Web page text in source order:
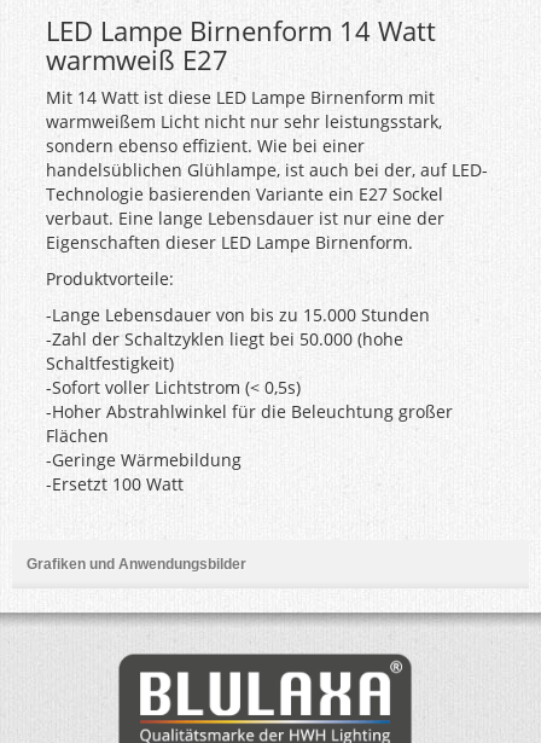
LED Lampe Birnenform 14 Watt
warmweiß E27
Mit 14 Watt ist diese LED Lampe Birnenform mit
warmweißem Licht nicht nur sehr leistungsstark,
sondern ebenso effizient. Wie bei einer
handelsüblichen Glühlampe, ist auch bei der, auf LED-
Technologie basierenden Variante ein E27 Sockel
verbaut. Eine lange Lebensdauer ist nur eine der
Eigenschaften dieser LED Lampe Birnenform.
Produktvorteile:
-Lange Lebensdauer von bis zu 15.000 Stunden
-Zahl der Schaltzyklen liegt bei 50.000 (hohe
Schaltfestigkeit)
-Sofort voller Lichtstrom (< 0,5s)
-Hoher Abstrahlwinkel für die Beleuchtung großer
Flächen
-Geringe Wärmebildung
-Ersetzt 100 Watt
Grafiken und Anwendungsbilder